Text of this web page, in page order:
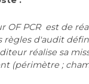
OF PCR est de
règles d'audit
réalise sa
(périmètre ;